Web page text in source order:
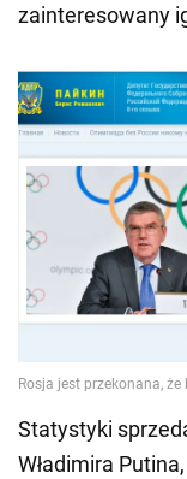
zainteresowany
Statystyki
Władimira